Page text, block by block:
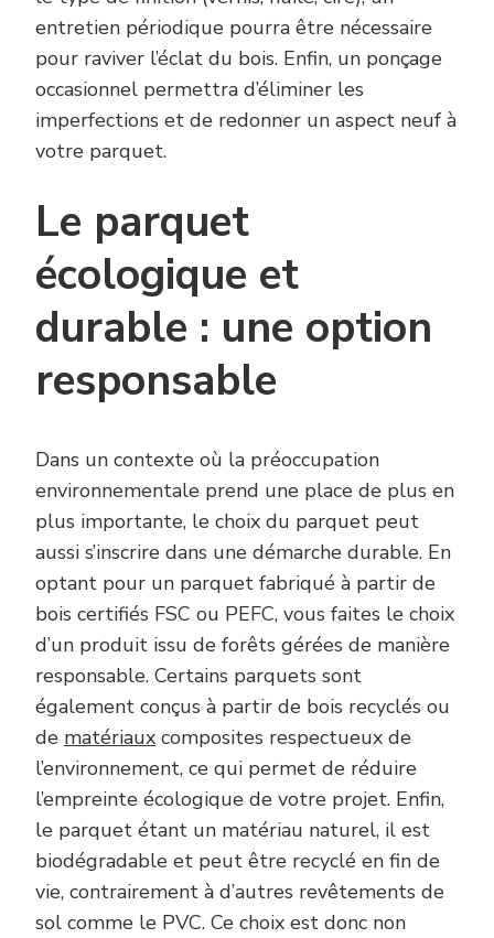
entretien périodique pourra être nécessaire
pour raviver l’éclat du bois. Enfin, un ponçage
occasionnel permettra d’éliminer les
imperfections et de redonner un aspect neuf à
votre parquet.
Le parquet
écologique et
durable : une option
responsable
Dans un contexte où la préoccupation
environnementale prend une place de plus en
plus importante, le choix du parquet peut
aussi s’inscrire dans une démarche durable. En
optant pour un parquet fabriqué à partir de
bois certifiés FSC ou PEFC, vous faites le choix
d’un produit issu de forêts gérées de manière
responsable. Certains parquets sont
également conçus à partir de bois recyclés ou
de matériaux composites respectueux de
l’environnement, ce qui permet de réduire
l’empreinte écologique de votre projet. Enfin,
le parquet étant un matériau naturel, il est
biodégradable et peut être recyclé en fin de
vie, contrairement à d’autres revêtements de
sol comme le PVC. Ce choix est donc non